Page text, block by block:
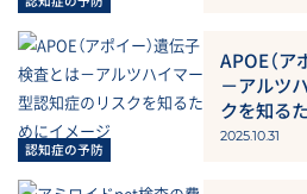
APOE（ア
－アルツ
クを知る
2025.10.31